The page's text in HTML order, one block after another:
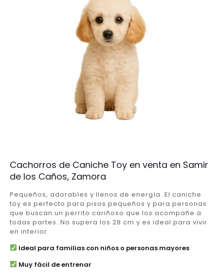
Cachorros de Caniche Toy en venta en Samir
de los Caños, Zamora
Pequeños, adorables y llenos de energía. El caniche
toy es perfecto para pisos pequeños y para personas
que buscan un perrito cariñoso que los acompañe a
todas partes. No supera los 28 cm y es ideal para vivir
en interior.
Ideal para familias con niños o personas mayores
Muy fácil de entrenar